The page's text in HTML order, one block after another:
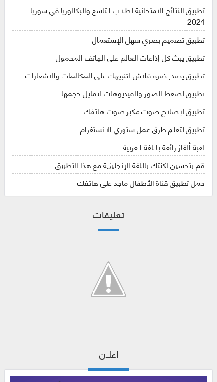
تطبيق النتائج الامتحانية لطلاب التاسع والبكالوريا في سوريا
2024
تطبيق تصميم بصري سهل الإستعمال
تطبيق يبث كل إذاعات العالم على الهاتف المحمول
تطبيق يصدر ضوء فلاش لتنبيهك على المكالمات والاشعارات
تطبيق لضغط الصور والفيديوهات لتقليل حجمها
تطبيق لإصلاح صوت مكبر صوت هاتفك
تطبيق لتعلم طرق عمل ستوري الانستغرام
لعبة ألغاز رائعة باللغة العربية
قم بتحسين لكنتك باللغة الإنجليزية مع هذا التطبيق
حمل تطبيق قناة الأطفال ماجد على هاتفك
تعليقات
اعلان